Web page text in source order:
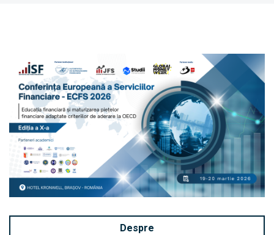
Despre